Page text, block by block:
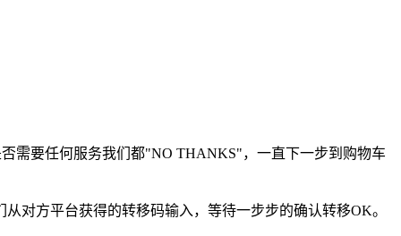
需要任何服务我们都"NO THANKS"，一直下一步到购物车
对方平台获得的转移码输入，等待一步步的确认转移OK。